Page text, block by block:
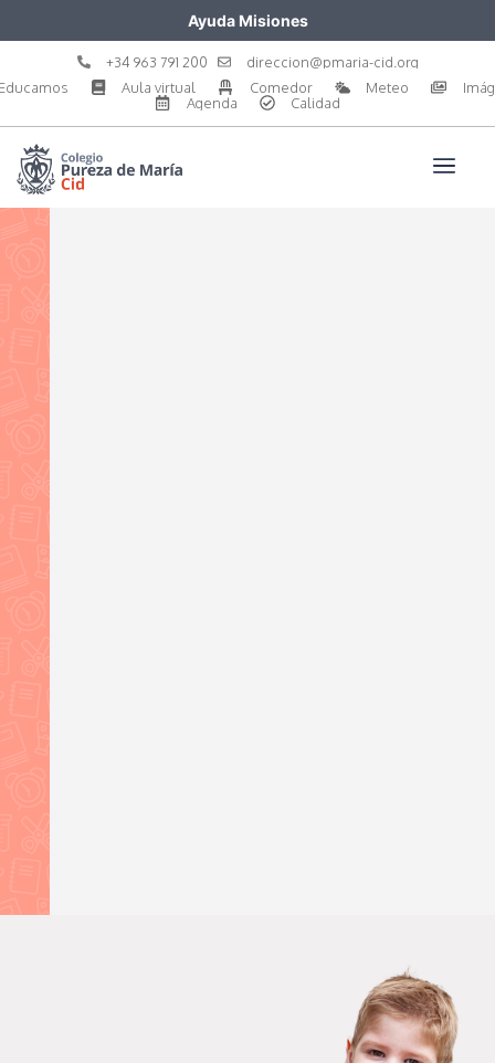
Ayuda Misiones
+34 963 791 200
direccion@pmaria-cid.org
Aula virtual Comedor Meteo
Agenda
Calidad